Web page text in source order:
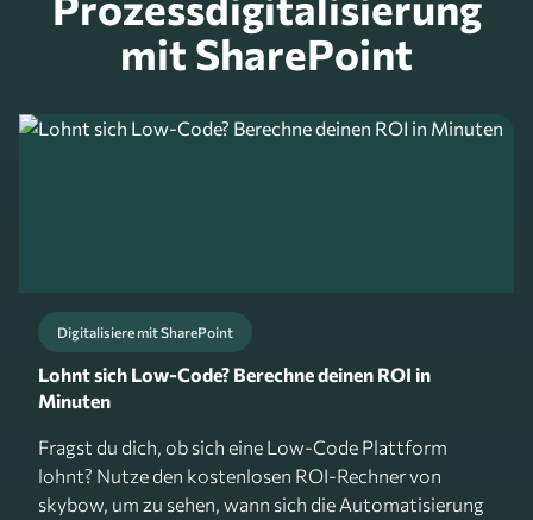
mit SharePoint
Digitalisiere mit SharePoint
Lohnt sich Low-Code? Berechne deinen ROI in
Minuten
Fragst du dich, ob sich eine Low-Code Plattform
lohnt? Nutze den kostenlosen ROI-Rechner von
skybow, um zu sehen, wann sich die Automatisierung